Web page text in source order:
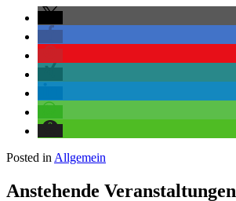
Posted in Allgemein
Anstehende Veranstaltungen